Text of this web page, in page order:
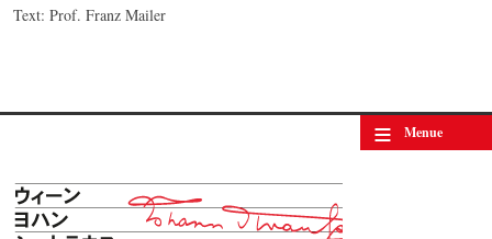
Text: Prof. Franz Mailer
≡ Menue